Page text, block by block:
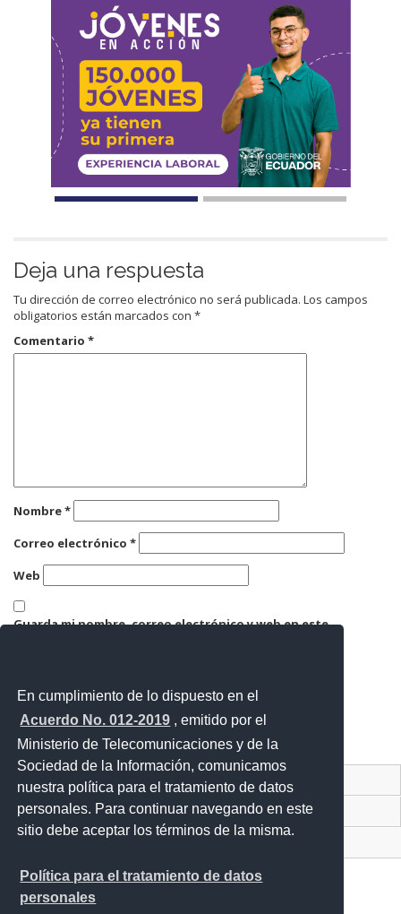
En cumplimiento de lo dispuesto en el
Acuerdo No. 012-2019 , emitido por el
Ministerio de Telecomunicaciones y de la
Sociedad de la Información, comunicamos
nuestra política para el tratamiento de datos
personales. Para continuar navegando en este
sitio debe aceptar los términos de la misma.
Política para el tratamiento de datos
personales
Deja una respuesta
Tu dirección de correo electrónico no será publicada. Los campos
obligatorios están marcados con *
Comentario *
Nombre*
Correo electrónico *
Web
Guarda mi nombre, correo electrónico y web en este
Contacto Ciudadano Digital
Portal Trámites Ciudadanos
Sistema Nacional de Información (SNI)